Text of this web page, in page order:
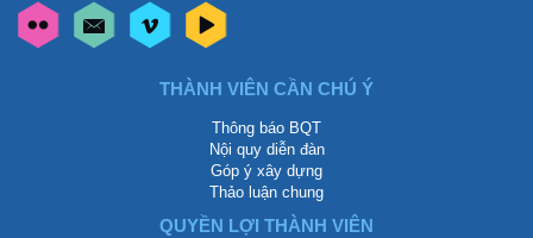
THÀNH VIÊN CẦN CHÚ Ý
Thông báo BQT
Nội quy diễn đàn
Góp ý xây dựng
Thảo luận chung
QUYỀN LỢI THÀNH VIÊN